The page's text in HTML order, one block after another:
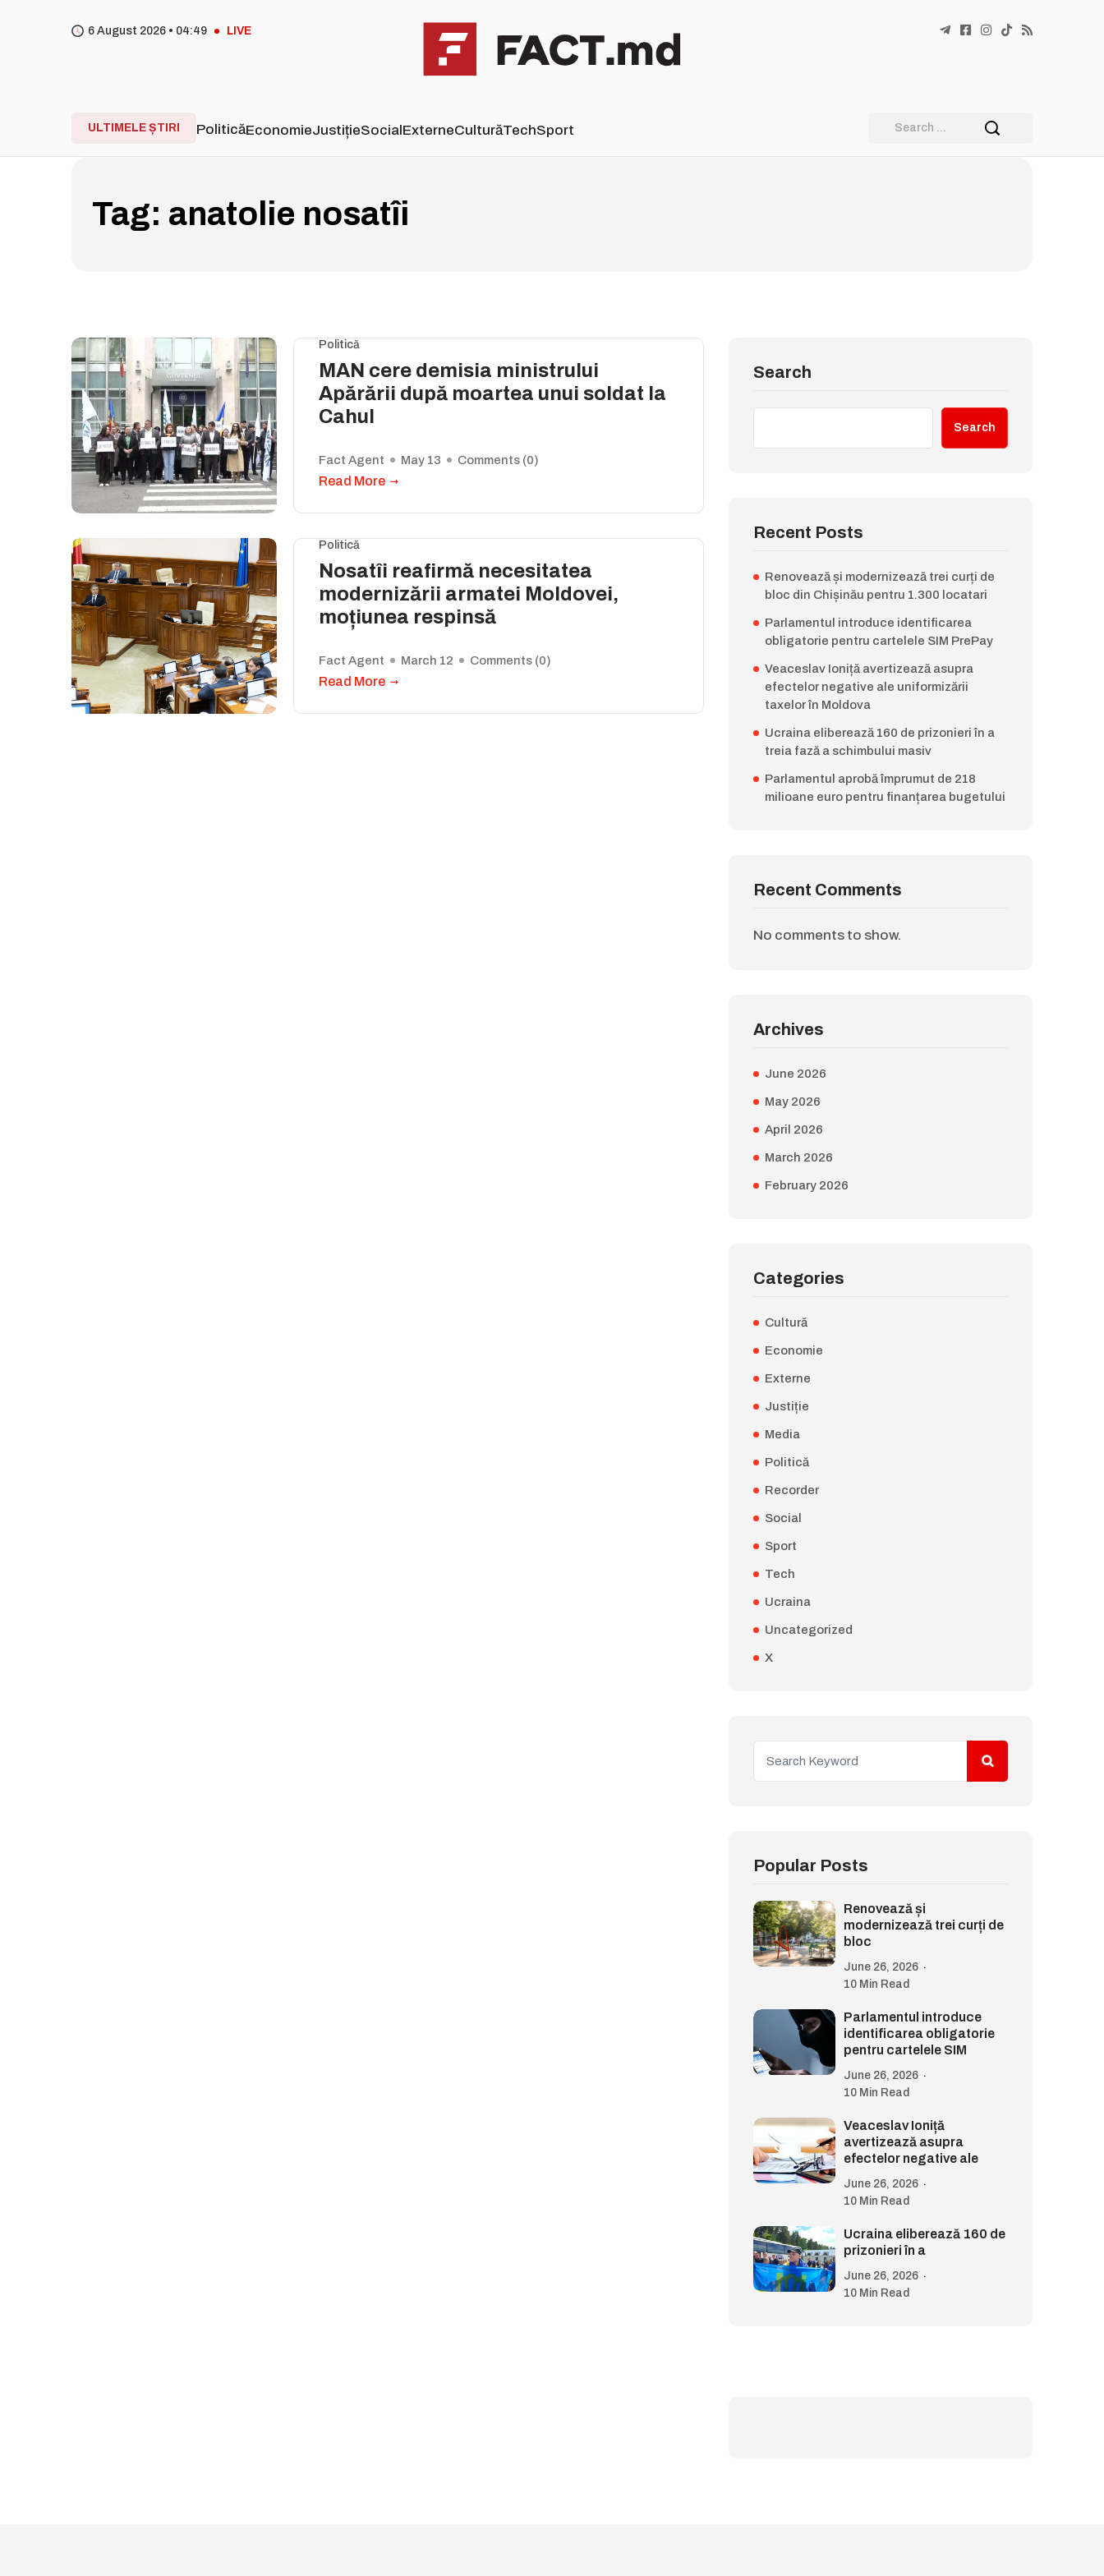
6 August 2026 • 04:49 LIVE
ULTIMELE ȘTIRI PoliticăEconomieJustițieSocialExterneCulturăTechSport
Tag: anatolie nosatîi
Politică
MAN cere demisia ministrului
Apărării după moartea unui soldat la
Cahul
Fact Agent May 13 Comments (0)
Read More
Politică
Nosatîi reafirmă necesitatea
modernizării armatei Moldovei,
moțiunea respinsă
Fact Agent March 12 Comments (0)
Read More
Search
Search
Recent Posts
Renovează și modernizează trei curți de
bloc din Chișinău pentru 1.300 locatari
Parlamentul introduce identificarea
obligatorie pentru cartelele SIM PrePay
Veaceslav Ioniță avertizează asupra
efectelor negative ale uniformizării
taxelor în Moldova
Ucraina eliberează 160 de prizonieri în a
treia fază a schimbului masiv
Parlamentul aprobă împrumut de 218
milioane euro pentru finanțarea bugetului
Recent Comments
No comments to show.
Archives
June 2026
May 2026
April 2026
March 2026
February 2026
Categories
Cultură
Economie
Externe
Justiție
Media
Politică
Recorder
Social
Sport
Tech
Ucraina
Uncategorized
X
Popular Posts
Renovează și
modernizează trei curți de
bloc
June 26, 2026
10 Min Read
Parlamentul introduce
identificarea obligatorie
pentru cartelele SIM
June 26, 2026
10 Min Read
Veaceslav Ioniță
avertizează asupra
efectelor negative ale
June 26, 2026
10 Min Read
Ucraina eliberează 160 de
prizonieri în a
June 26, 2026
10 Min Read